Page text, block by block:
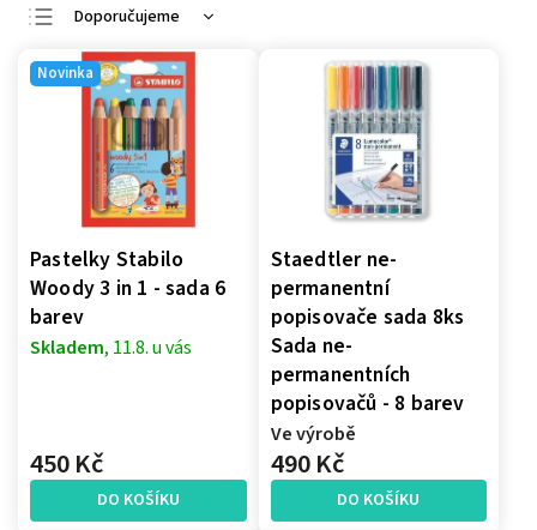
Doporučujeme
Nejlevnější
Nejdražší
Nejprodávanější
Abecedně
Novinka
Pastelky Stabilo
Woody 3 in 1 - sada 6
barev
Skladem, 11.8. u vás
450 Kč
DO KOŠÍKU
Staedtler ne-
permanentní
popisovače sada 8ks
Sada ne-
permanentních
popisovačů - 8 barev
Ve výrobě
490 Kč
DO KOŠÍKU